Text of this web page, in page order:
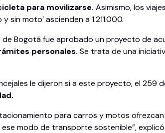
para movilizarse. Asimismo, los
sin moto’ ascienden a 1.211.000.
Bogotá fue aprobado un proyecto de
personales. Se trata de una
le dijeron sí a este proyecto, el 259
para carros y motos
modo de transporte sostenible”,